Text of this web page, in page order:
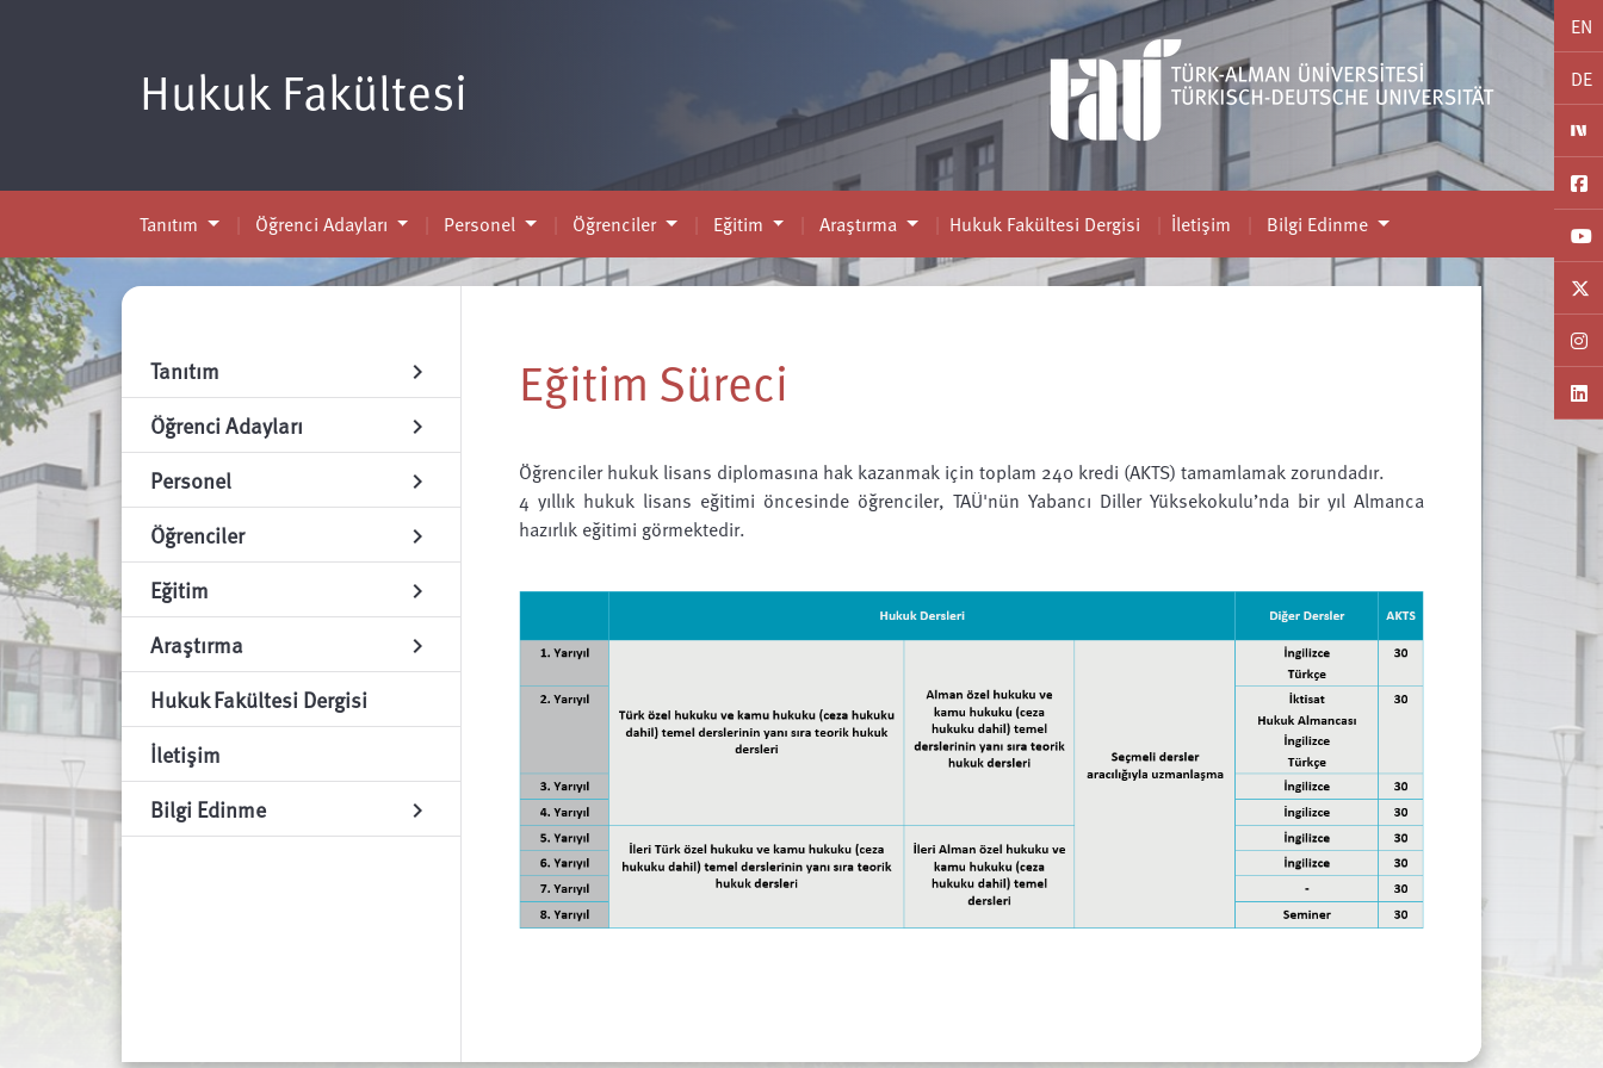
EN
DE
Hukuk Fakültesi
Tanıtım Öğrenci Adayları Personel Öğrenciler Eğitim Araştırma Hukuk Fakültesi Dergisi İletişim Bilgi Edinme
Tanıtım chevron_right
Öğrenci Adayları chevron_right
Personel chevron_right
Öğrenciler chevron_right
Eğitim chevron_right
Araştırma chevron_right
Hukuk Fakültesi Dergisi
İletişim
Bilgi Edinme
chevron_right
Eğitim Süreci
Öğrenciler hukuk lisans diplomasına hak kazanmak için toplam 240 kredi (AKTS) tamamlamak zorundadır.
4 yıllık hukuk lisans eğitimi öncesinde öğrenciler, TAÜ'nün Yabancı Diller Yüksekokulu’nda bir yıl Almanca
hazırlık eğitimi görmektedir.